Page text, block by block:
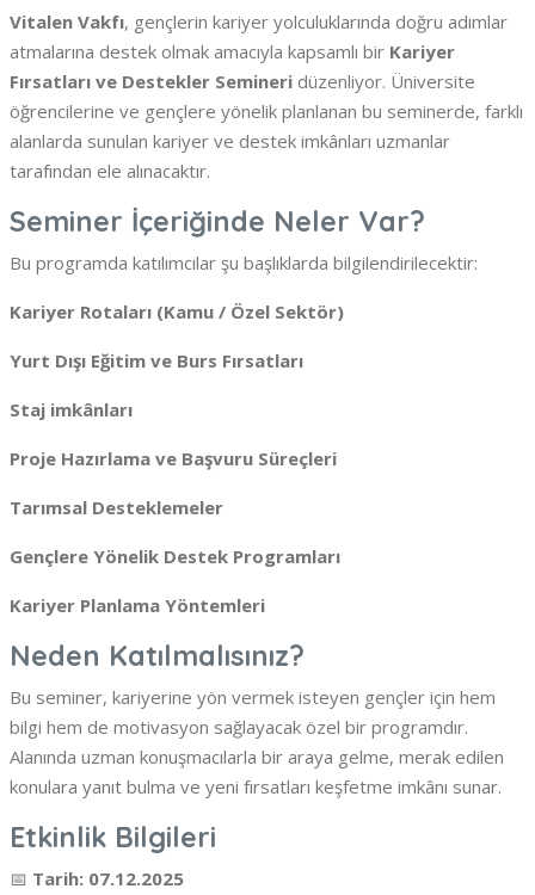
Vitalen Vakfı, gençlerin kariyer yolculuklarında doğru adımlar
atmalarına destek olmak amacıyla kapsamlı bir Kariyer
Fırsatları ve Destekler Semineri düzenliyor. Üniversite
öğrencilerine ve gençlere yönelik planlanan bu seminerde, farklı
alanlarda sunulan kariyer ve destek imkânları uzmanlar
tarafından ele alınacaktır.
Seminer İçeriğinde Neler Var?
Bu programda katılımcılar şu başlıklarda bilgilendirilecektir:
Kariyer Rotaları (Kamu / Özel Sektör)
Yurt Dışı Eğitim ve Burs Fırsatları
Staj imkânları
Proje Hazırlama ve Başvuru Süreçleri
Tarımsal Desteklemeler
Gençlere Yönelik Destek Programları
Kariyer Planlama Yöntemleri
Neden Katılmalısınız?
Bu seminer, kariyerine yön vermek isteyen gençler için hem
bilgi hem de motivasyon sağlayacak özel bir programdır.
Alanında uzman konuşmacılarla bir araya gelme, merak edilen
konulara yanıt bulma ve yeni fırsatları keşfetme imkânı sunar.
Etkinlik Bilgileri
📅 Tarih: 07.12.2025